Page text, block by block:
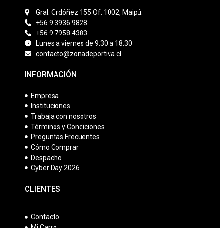
Gral. Ordóñez 155 Of. 1002, Maipú.
+56 9 3936 9828
+56 9 7958 4383
Lunes a viernes de 9.30 a 18.30
contacto@zonadeportiva.cl
INFORMACIÓN
Empresa
Instituciones
Trabaja con nosotros
Términos y Condiciones
Preguntas Frecuentes
Cómo Comprar
Despacho
Cyber Day 2026
CLIENTES
Contacto